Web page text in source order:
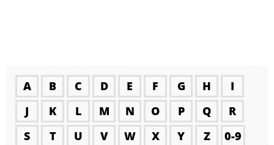
A B C D E F G H
I
J
K L M N O P Q
R
S
T U V W X Y Z
0-9